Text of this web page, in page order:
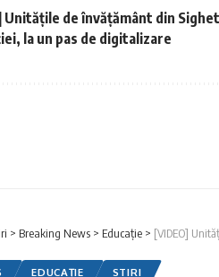
Unitățile de învățământ din
la un pas de digitalizare
> Breaking News > Educație > [VIDEO]
EDUCAȚIE STIRI